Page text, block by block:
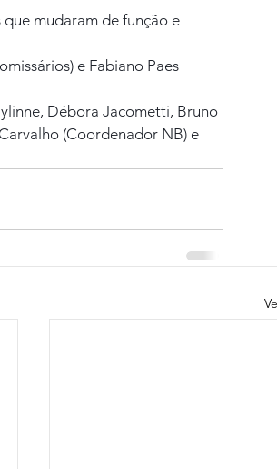
mudaram de função e
e Fabiano Paes
Débora Jacometti, Bruno
(Coordenador NB) e